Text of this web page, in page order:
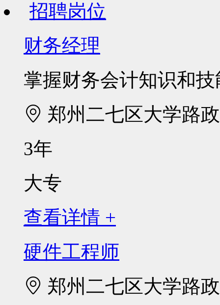
招聘岗位
财务经理
掌握财务会计知识和技
郑州二七区大学路
3年
大专
查看详情 +
硬件工程师
郑州二七区大学路